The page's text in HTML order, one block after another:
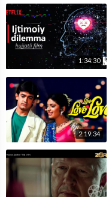
1:34:30
2:19:34